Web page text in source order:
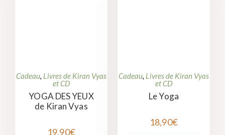
Cadeau, Livres de Kiran Vyas
et CD
YOGA DES YEUX
de Kiran Vyas
19,90€
Cadeau, Livres de Kiran Vyas
et CD
Le Yoga
18,90€